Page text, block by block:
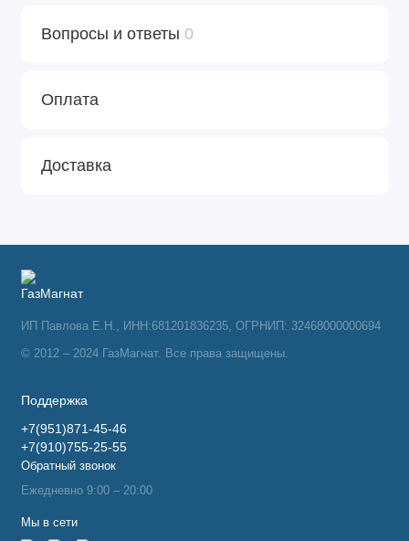
Вопросы и ответы 0
Оплата
Доставка
ИП Павлова Е.Н., ИНН:681201836235, ОГРНИП: 32468000000694
© 2012 – 2024 ГазМагнат. Все права защищены.
Поддержка
+7(951)871-45-46
+7(910)755-25-55
Обратный звонок
Ежедневно 9:00 – 20:00
Мы в сети